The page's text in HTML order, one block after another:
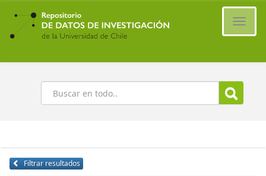
Ir
contenido
principal
Buscar
Filtrar resultados